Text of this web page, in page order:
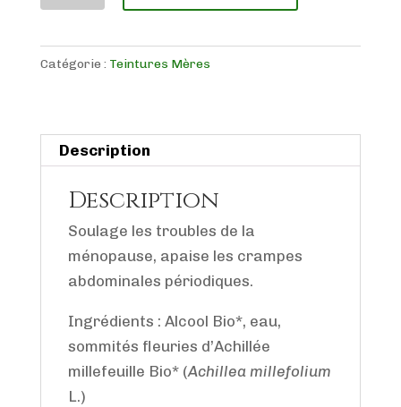
Catégorie : Teintures Mères
Description
Description
Soulage les troubles de la
ménopause, apaise les crampes
abdominales périodiques.
Ingrédients : Alcool Bio*, eau,
sommités fleuries d’Achillée
millefeuille Bio* (Achillea millefolium
L.)